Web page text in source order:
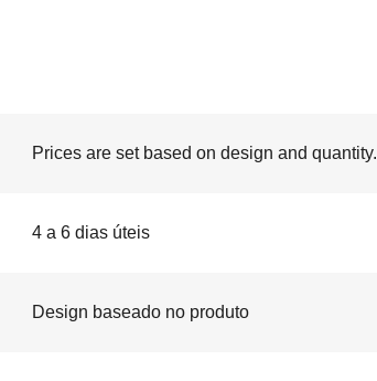
Prices are set based on design and quantity.
4 a 6 dias úteis
Design baseado no produto